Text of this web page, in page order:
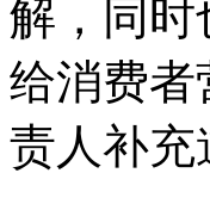
解，同时
给消费者
责人补充